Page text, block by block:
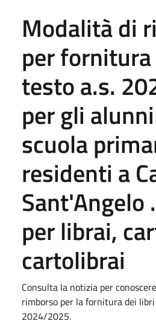
Modalità di
per
testo a.s.
per gli
scuola
residenti a
Sant'Angelo
per librai,
cartolibrai
Consulta la notizia per
rimborso per la fornitura dei
2024/2025.